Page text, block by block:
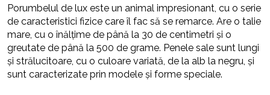
Porumbelul de lux este un animal impresionant, cu o serie
de caracteristici fizice care îl fac să se remarce. Are o talie
mare, cu o înălțime de până la 30 de centimetri și o
greutate de până la 500 de grame. Penele sale sunt lungi
și strălucitoare, cu o culoare variată, de la alb la negru, și
sunt caracterizate prin modele și forme speciale.